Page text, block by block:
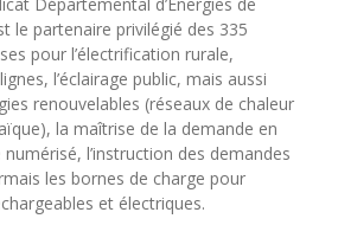
le partenaire privilégié des 335
pour l’électrification rurale,
l’éclairage public, mais aussi
renouvelables (réseaux de chaleur
la maîtrise de la demande en
l’instruction des demandes
les bornes de charge pour
et électriques.